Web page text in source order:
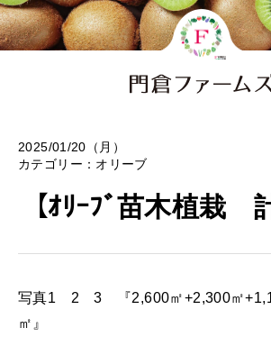
2025/01/20（月）
カテゴリー： オリーブ
【ｵﾘｰﾌﾞ苗木植栽
写真1 2 3 『2,600㎡+2,300㎡
㎡』